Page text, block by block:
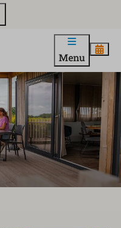
Menu